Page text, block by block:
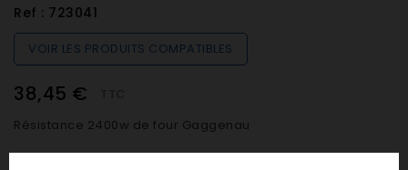
Ref : 723041
VOIR LES PRODUITS COMPATIBLES
38,45 €
Résistance 2400w de four Gaggenau